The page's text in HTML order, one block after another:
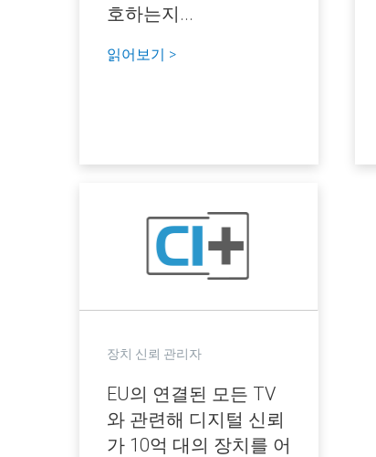
호하는지...
읽어보기 >
장치 신뢰 관리자
EU의 연결된 모든 TV
와 관련해 디지털 신뢰
가 10억 대의 장치를 어